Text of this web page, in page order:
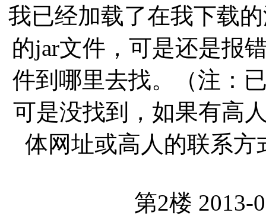
我已经加载了在我下载
的jar文件，可是还是报
件到哪里去找。（注：
可是没找到，如果有高
体网址或高人的联系
第2楼 2013-